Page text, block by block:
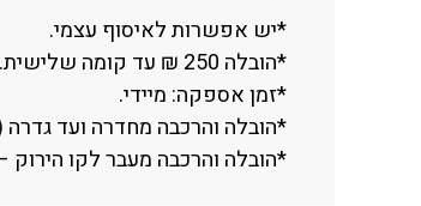
*יש אפשרות לאיסוף עצמי.
*הובלה 250 ₪ עד קומה שלישית.
*זמן אספקה: מיידי.
*הובלה והרכבה מחדרה ועד גדרה
*הובלה והרכבה מעבר לקו הירוק –